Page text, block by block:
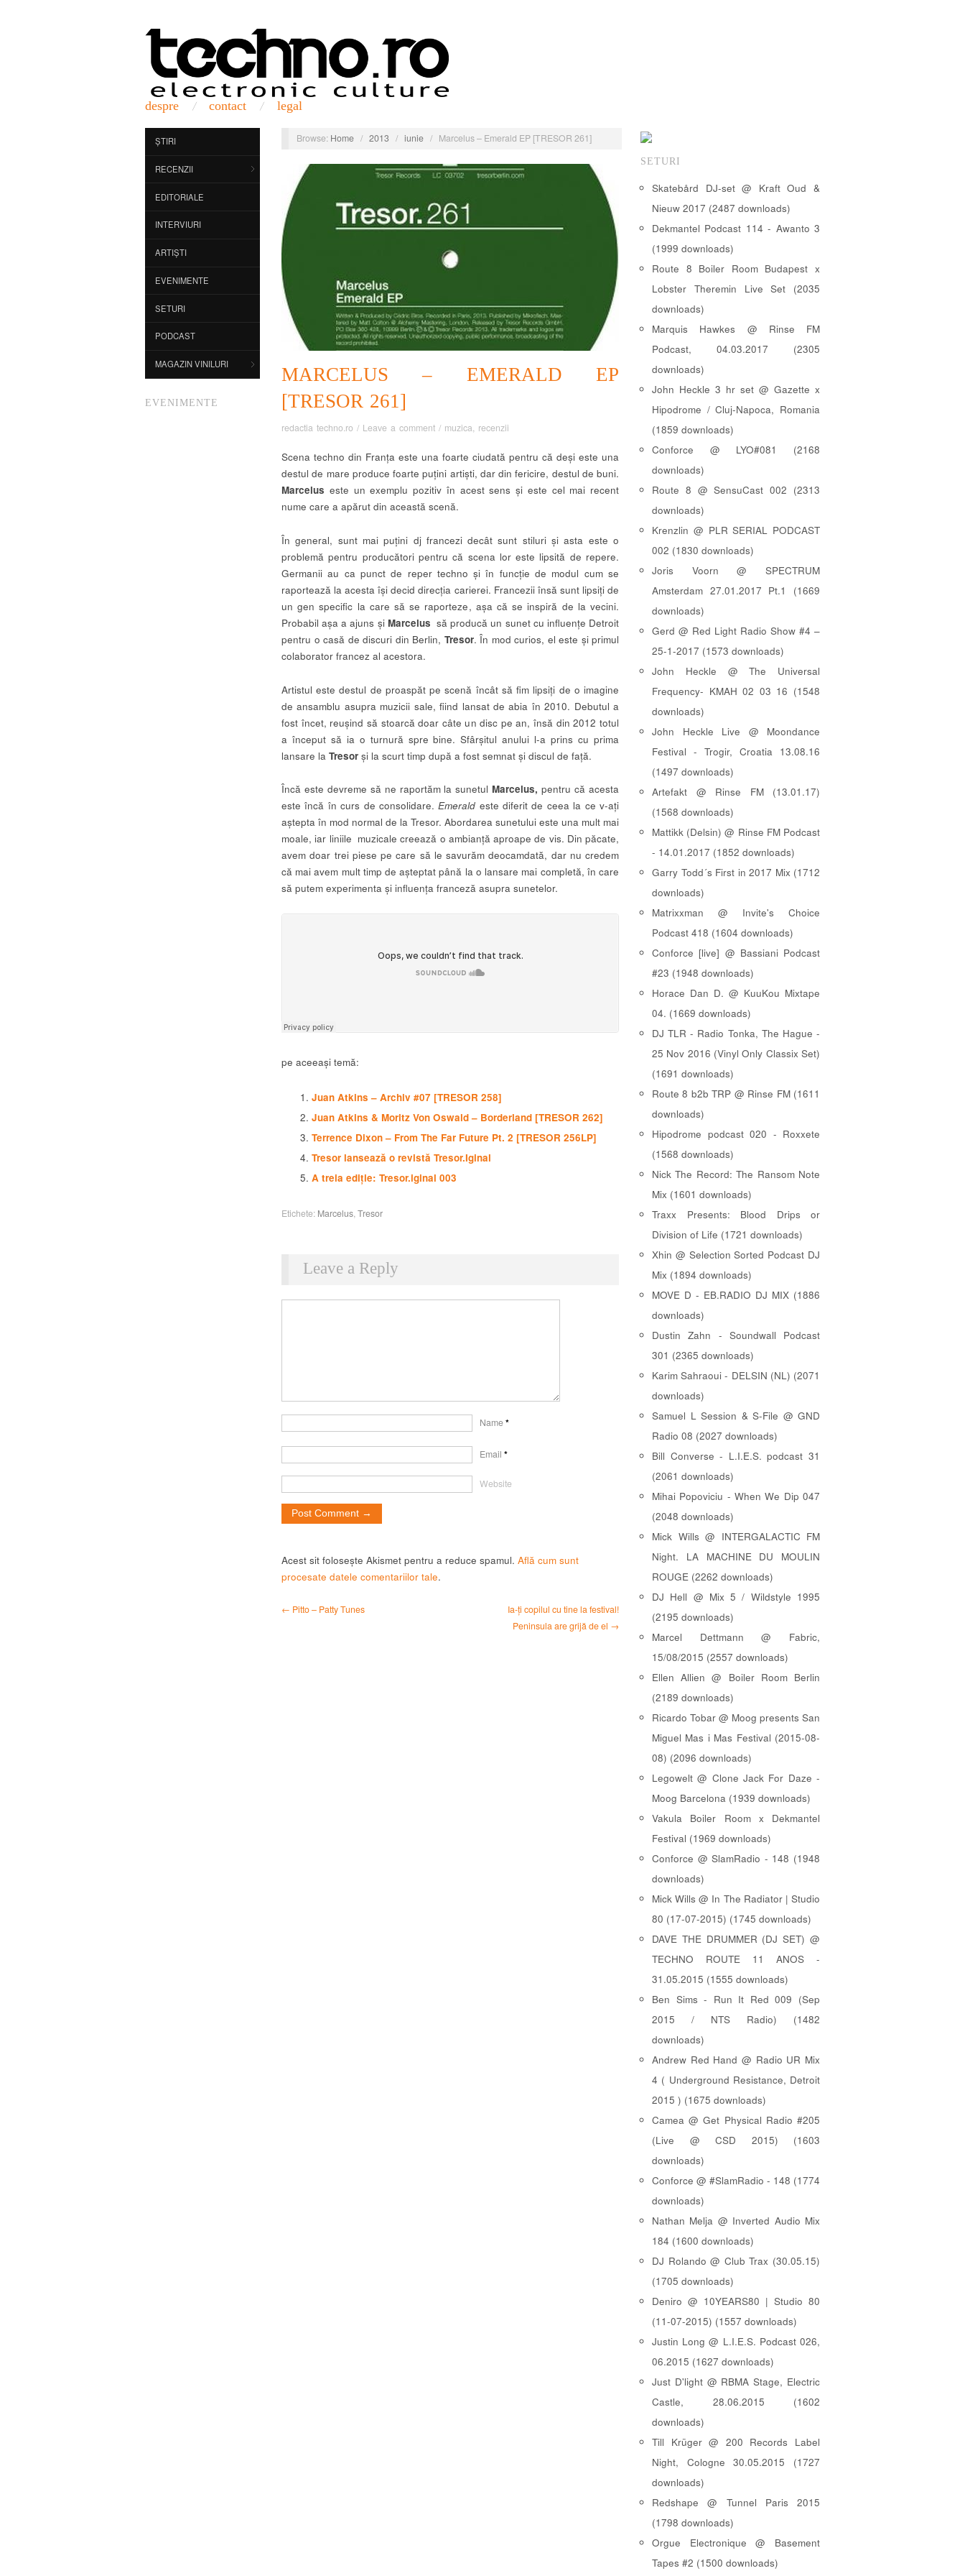
despre contact legal
ȘTIRI
RECENZII
EDITORIALE
INTERVIURI
ARTIȘTI
EVENIMENTE
SETURI
PODCAST
MAGAZIN VINILURI
EVENIMENTE
Browse: Home / 2013 / iunie / Marcelus – Emerald EP [TRESOR 261]
MARCELUS – EMERALD EP
[TRESOR 261]
redactia techno.ro / Leave a comment / muzica, recenzii
Scena techno din Franța este una foarte ciudată pentru că deși este una
destul de mare produce foarte puțini artiști, dar din fericire, destul de buni.
Marcelus este un exemplu pozitiv în acest sens și este cel mai recent
nume care a apărut din această scenă.
În general, sunt mai puțini dj francezi decât sunt stiluri și asta este o
problemă pentru producători pentru că scena lor este lipsită de repere.
Germanii au ca punct de reper techno și în funcție de modul cum se
raportează la acesta își decid direcția carierei. Francezii însă sunt lipsiți de
un gen specific la care să se raporteze, așa că se inspiră de la vecini.
Probabil așa a ajuns și Marcelus să producă un sunet cu influențe Detroit
pentru o casă de discuri din Berlin, Tresor. În mod curios, el este și primul
colaborator francez al acestora.
Artistul este destul de proaspăt pe scenă încât să fim lipsiți de o imagine
de ansamblu asupra muzicii sale, fiind lansat de abia în 2010. Debutul a
fost încet, reușind să stoarcă doar câte un disc pe an, însă din 2012 totul
a început să ia o turnură spre bine. Sfârșitul anului l-a prins cu prima
lansare la Tresor și la scurt timp după a fost semnat și discul de față.
Încă este devreme să ne raportăm la sunetul Marcelus,pentru că acesta
este încă în curs de consolidare.Emerald este diferit de ceea la ce v-ați
aștepta în mod normal de la Tresor. Abordarea sunetului este una mult mai
moale, iar liniile muzicale creează o ambianță aproape de vis. Din păcate,
avem doar trei piese pe care să le savurăm deocamdată, dar nu credem
că mai avem mult timp de așteptat până la o lansare mai completă, în care
să putem experimenta și influența franceză asupra sunetelor.
pe aceeași temă:
Juan Atkins – Archiv #07 [TRESOR 258]
Juan Atkins & Moritz Von Oswald – Borderland [TRESOR 262]
Terrence Dixon – From The Far Future Pt. 2 [TRESOR 256LP]
Tresor lansează o revistă Tresor.Iginal
A treia ediție: Tresor.iginal 003
Etichete: Marcelus,Tresor
Leave a Reply
Name*
Email *
Website
Acest sit folosește Akismet pentru a reduce spamul. Află cum sunt
procesate datele comentariilor tale.
← Pitto – Patty Tunes
Ia-ți copilul cu tine la festival!
Peninsula are grijă de el →
SETURI
Skatebård DJ-set @ Kraft Oud &
Nieuw 2017 (2487 downloads)
Dekmantel Podcast 114 - Awanto 3
(1999 downloads)
Route 8 Boiler Room Budapest x
Lobster Theremin Live Set (2035
downloads)
Marquis Hawkes @ Rinse FM
Podcast, 04.03.2017 (2305
downloads)
John Heckle 3 hr set @ Gazette x
Hipodrome / Cluj-Napoca, Romania
(1859 downloads)
Conforce @ LYO#081 (2168
downloads)
Route 8 @ SensuCast 002 (2313
downloads)
Krenzlin @ PLR SERIAL PODCAST
002 (1830 downloads)
Joris Voorn @ SPECTRUM
Amsterdam 27.01.2017 Pt.1 (1669
downloads)
Gerd @ Red Light Radio Show #4 –
25-1-2017 (1573 downloads)
John Heckle @ The Universal
Frequency- KMAH 02 03 16 (1548
downloads)
John Heckle Live @ Moondance
Festival - Trogir, Croatia 13.08.16
(1497 downloads)
Artefakt @ Rinse FM (13.01.17)
(1568 downloads)
Mattikk (Delsin) @ Rinse FM Podcast
- 14.01.2017 (1852 downloads)
Garry Todd´s First in 2017 Mix (1712
downloads)
Matrixxman @ Invite's Choice
Podcast 418 (1604 downloads)
Conforce [live] @ Bassiani Podcast
#23 (1948 downloads)
Horace Dan D. @ KuuKou Mixtape
04. (1669 downloads)
DJ TLR - Radio Tonka, The Hague -
25 Nov 2016 (Vinyl Only Classix Set)
(1691 downloads)
Route 8 b2b TRP @ Rinse FM (1611
downloads)
Hipodrome podcast 020 - Roxxete
(1568 downloads)
Nick The Record: The Ransom Note
Mix (1601 downloads)
Traxx Presents: Blood Drips or
Division of Life (1721 downloads)
Xhin @ Selection Sorted Podcast DJ
Mix (1894 downloads)
MOVE D - EB.RADIO DJ MIX (1886
downloads)
Dustin Zahn - Soundwall Podcast
301 (2365 downloads)
Karim Sahraoui - DELSIN (NL) (2071
downloads)
Samuel L Session & S-File @ GND
Radio 08 (2027 downloads)
Bill Converse - L.I.E.S. podcast 31
(2061 downloads)
Mihai Popoviciu - When We Dip 047
(2048 downloads)
Mick Wills @ INTERGALACTIC FM
Night. LA MACHINE DU MOULIN
ROUGE (2262 downloads)
DJ Hell @ Mix 5 / Wildstyle 1995
(2195 downloads)
Marcel Dettmann @ Fabric,
15/08/2015 (2557 downloads)
Ellen Allien @ Boiler Room Berlin
(2189 downloads)
Ricardo Tobar @ Moog presents San
Miguel Mas i Mas Festival (2015-08-
08) (2096 downloads)
Legowelt @ Clone Jack For Daze -
Moog Barcelona (1939 downloads)
Vakula Boiler Room x Dekmantel
Festival (1969 downloads)
Conforce @ SlamRadio - 148 (1948
downloads)
Mick Wills @ In The Radiator | Studio
80 (17-07-2015) (1745 downloads)
DAVE THE DRUMMER (DJ SET) @
TECHNO ROUTE 11 ANOS -
31.05.2015 (1555 downloads)
Ben Sims - Run It Red 009 (Sep
2015 / NTS Radio) (1482
downloads)
Andrew Red Hand @ Radio UR Mix
4 ( Underground Resistance, Detroit
2015 ) (1675 downloads)
Camea @ Get Physical Radio #205
(Live @ CSD 2015) (1603
downloads)
Conforce @ #SlamRadio - 148 (1774
downloads)
Nathan Melja @ Inverted Audio Mix
184 (1600 downloads)
DJ Rolando @ Club Trax (30.05.15)
(1705 downloads)
Deniro @ 10YEARS80 | Studio 80
(11-07-2015) (1557 downloads)
Justin Long @ L.I.E.S. Podcast 026,
06.2015 (1627 downloads)
Just D'light @ RBMA Stage, Electric
Castle, 28.06.2015 (1602
downloads)
Till Krüger @ 200 Records Label
Night, Cologne 30.05.2015 (1727
downloads)
Redshape @ Tunnel Paris 2015
(1798 downloads)
Orgue Electronique @ Basement
Tapes #2 (1500 downloads)